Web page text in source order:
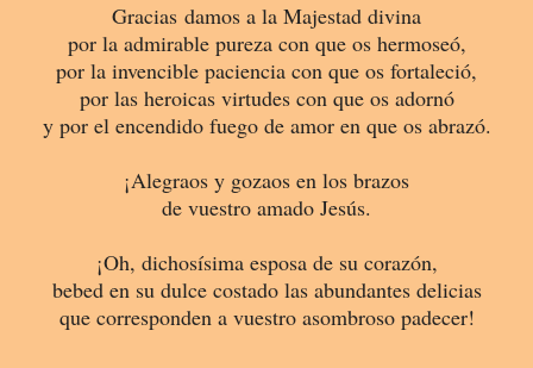
Gracias damos a la Majestad divina
por la admirable pureza con que os hermoseó,
por la invencible paciencia con que os fortaleció,
por las heroicas virtudes con que os adornó
y por el encendido fuego de amor en que os abrazó.
¡Alegraos y gozaos en los brazos
de vuestro amado Jesús.
¡Oh, dichosísima esposa de su corazón,
bebed en su dulce costado las abundantes delicias
que corresponden a vuestro asombroso padecer!